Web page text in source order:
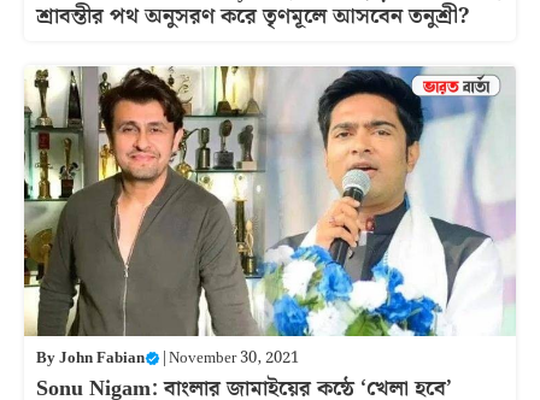
শ্রাবন্তীর পথ অনুসরণ করে তৃণমূলে আসবেন তনুশ্রী?
ByJohn Fabian |November 30, 2021
Sonu Nigam: বাংলার জামাইয়ের কন্ঠে ‘খেলা হবে’